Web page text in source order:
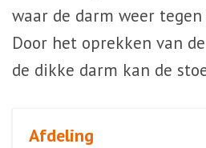
waar de darm weer
Door het oprekken van
de dikke darm kan de
Afdeling